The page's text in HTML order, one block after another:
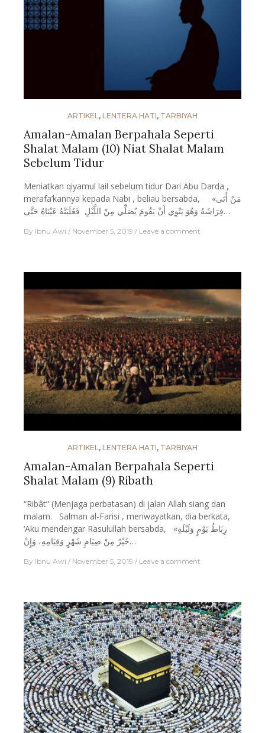
ARTIKEL, LENTERA HATI, TARBIYAH
Amalan-Amalan Berpahala Seperti
Shalat Malam (10) Niat Shalat Malam
Sebelum Tidur
Meniatkan qiyamul lail sebelum tidur Dari Abu Darda ,
merafa’kannya kepada Nabi , beliau bersabda, «مَنْ أَتَى
فِرَاشَهُ وَهُوَ يَنْوِي أَنْ يَقُومَ يُصَلِّي مِنْ اللَّيْلِ فَغَلَبَتْهُ عَيْنَاهُ حَتَّى…
By Ibnu Awi November 5, 2019 Leave a comment
ARTIKEL , LENTERA HATI, TARBIYAH
Amalan-Amalan Berpahala Seperti
Shalat Malam (9) Ribath
“Ribât” (Menjaga perbatasan) di jalan Allah siang dan
malam. Salman al-Farisi , meriwayatkan, dia berkata,
‘Aku mendengar Rasulullah bersabda, «رِبَاطُ يَوْمٍ وَلَيْلَةٍ
خَيْرٌ مِنْ صِيَامِ شَهْرٍ وَقِيَامِهِ، وَإِنْ…
By Ibnu Awi November 5, 2019 Leave a comment